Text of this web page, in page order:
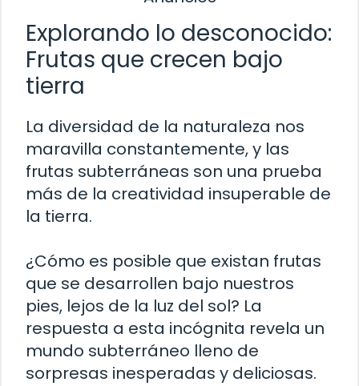
Explorando lo desconocido:
Frutas que crecen bajo
tierra
La diversidad de la naturaleza nos
maravilla constantemente, y las
frutas subterráneas son una prueba
más de la creatividad insuperable de
la tierra.
¿Cómo es posible que existan frutas
que se desarrollen bajo nuestros
pies, lejos de la luz del sol? La
respuesta a esta incógnita revela un
mundo subterráneo lleno de
sorpresas inesperadas y deliciosas.